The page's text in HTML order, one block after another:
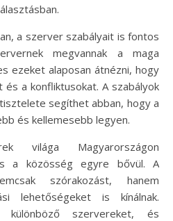
a szerver szabályait is fontos
megvannak a maga
ezeket alaposan átnézni, hogy
a konfliktusokat. A szabályok
segíthet abban, hogy a
és kellemesebb legyen.
világa Magyarországon
a közösség egyre bővül. A
szórakozást, hanem
lehetőségeket is kínálnak.
szervereket, és